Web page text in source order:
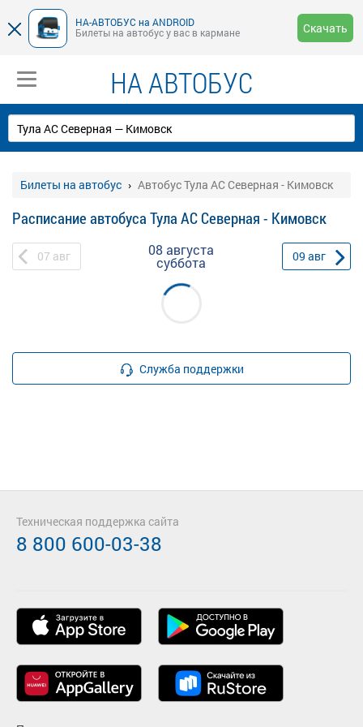
НА-АВТОБУС на ANDROID
Билеты на автобус у вас в кармане
Скачать
НА АВТОБУС
Билеты на автобус Автобус Тула АС Северная - Кимовск
Расписание автобуса Тула АС Северная - Кимовск
07 авг 08 августа
суббота 09 авг
Служба поддержки
Техническая поддержка сайта
8 800 600-03-38